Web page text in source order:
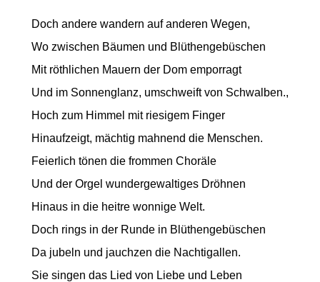
Doch andere wandern auf anderen Wegen,
Wo zwischen Bäumen und Blüthengebüschen
Mit röthlichen Mauern der Dom emporragt
Und im Sonnenglanz, umschweift von Schwalben.,
Hoch zum Himmel mit riesigem Finger
Hinaufzeigt, mächtig mahnend die Menschen.
Feierlich tönen die frommen Choräle
Und der Orgel wundergewaltiges Dröhnen
Hinaus in die heitre wonnige Welt.
Doch rings in der Runde in Blüthengebüschen
Da jubeln und jauchzen die Nachtigallen.
Sie singen das Lied von Liebe und Leben